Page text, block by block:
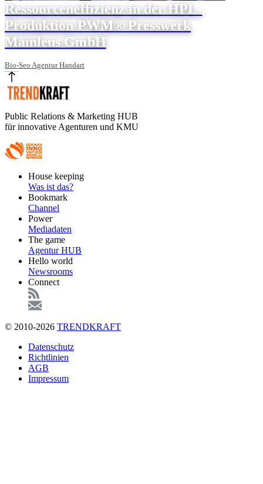
Ressourceneffizienz in der HPL-
Produktion PWM® Presswerk
Mainleus GmbH
Bio-Seo Agentur Handart
Public Relations & Marketing HUB
für innovative Agenturen und KMU
FooterHouse keeping
Was ist das?
Bookmark
Channel
Power
Mediadaten
The game
Agentur HUB
Hello world
Newsrooms
Connect
© 2010-2026 TRENDKRAFT
FußzeileDatenschutz
Richtlinien
AGB
Impressum